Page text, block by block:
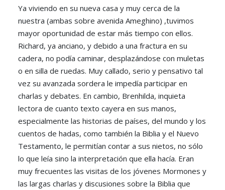
Ya viviendo en su nueva casa y muy cerca de la
nuestra (ambas sobre avenida Ameghino) ,tuvimos
mayor oportunidad de estar más tiempo con ellos.
Richard, ya anciano, y debido a una fractura en su
cadera, no podía caminar, desplazándose con muletas
o en silla de ruedas. Muy callado, serio y pensativo tal
vez su avanzada sordera le impedía participar en
charlas y debates. En cambio, Brenhilda, inquieta
lectora de cuanto texto cayera en sus manos,
especialmente las historias de países, del mundo y los
cuentos de hadas, como también la Biblia y el Nuevo
Testamento, le permitían contar a sus nietos, no sólo
lo que leía sino la interpretación que ella hacía. Eran
muy frecuentes las visitas de los jóvenes Mormones y
las largas charlas y discusiones sobre la Biblia que